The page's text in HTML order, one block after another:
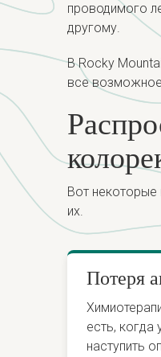
проводимого
другому.
В Rocky
все
Вот некоторые
их.
Потеря
есть, когда
наступить